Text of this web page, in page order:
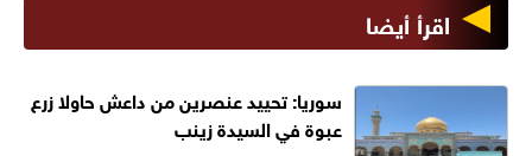
اقرأ أيضا
سوريا: تحييد عنصرين من داعش حاولا زرع
عبوة في السيدة زينب